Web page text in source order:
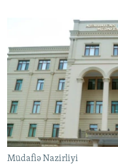
Müdafiə Nazirliyi